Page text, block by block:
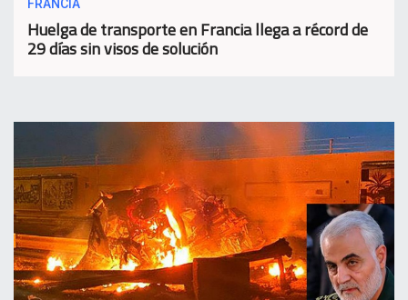
FRANCIA
Huelga de transporte en Francia llega a récord de
29 días sin visos de solución